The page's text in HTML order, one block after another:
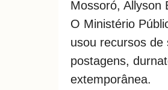
Mossoró, Allyson
O Ministério
usou recursos de
postagens,
extemporânea.